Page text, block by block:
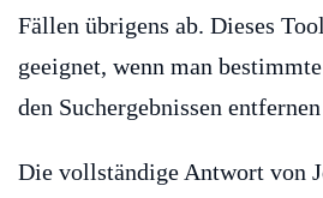
Fällen übrigens ab. Dieses
geeignet, wenn man
den Suchergebnissen
Die vollständige Antwort von